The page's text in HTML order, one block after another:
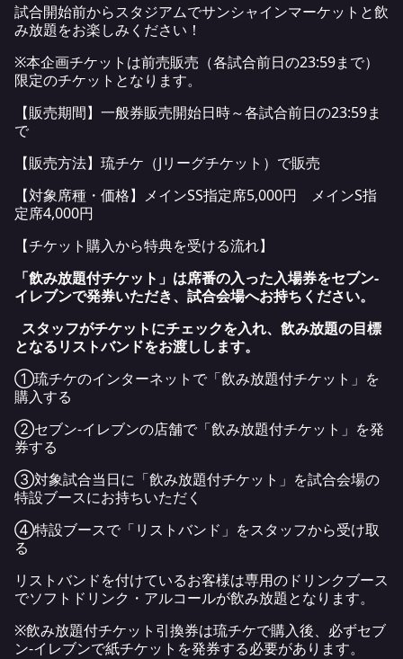
試合開始前からスタジアムでサンシャインマーケットと飲
み放題をお楽しみください！
※本企画チケットは前売販売（各試合前日の23:59まで）
限定のチケットとなります。
【販売期間】一般券販売開始日時～各試合前日の23:59ま
で
【販売方法】琉チケ（Jリーグチケット）で販売
【対象席種・価格】メインSS指定席5,000円 メインS指
定席4,000円
【チケット購入から特典を受ける流れ】
「飲み放題付チケット」は席番の入った入場券をセブン-
イレブンで発券いただき、試合会場へお持ちください。
スタッフがチケットにチェックを入れ、飲み放題の目標
となるリストバンドをお渡しします。
①琉チケのインターネットで「飲み放題付チケット」を
購入する
②セブン‐イレブンの店舗で「飲み放題付チケット」を発
券する
③対象試合当日に「飲み放題付チケット」を試合会場の
特設ブースにお持ちいただく
④特設ブースで「リストバンド」をスタッフから受け取
る
リストバンドを付けているお客様は専用のドリンクブース
でソフトドリンク・アルコールが飲み放題となります。
※飲み放題付チケット引換券は琉チケで購入後、必ずセブ
ン‐イレブンで紙チケットを発券する必要があります。